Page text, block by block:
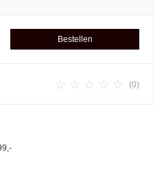
Bestellen
(0)